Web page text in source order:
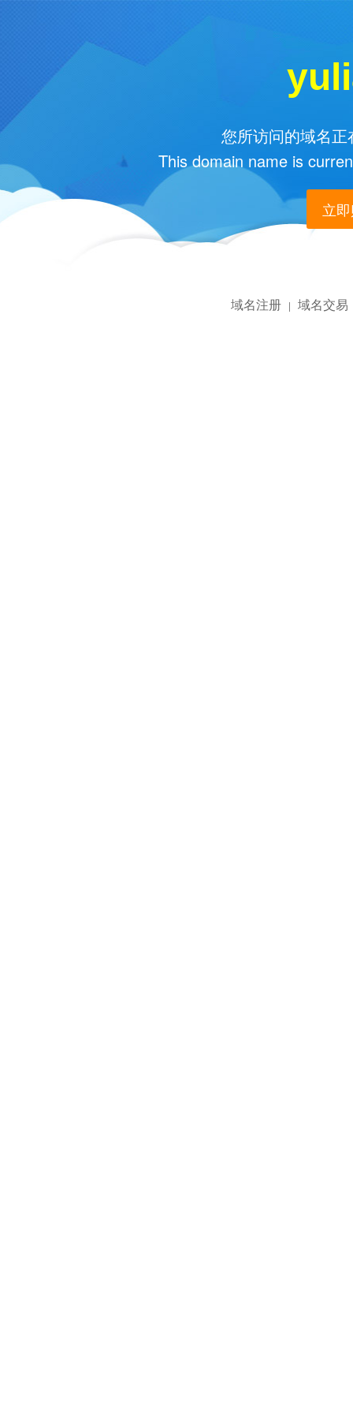
您所访问的域名
This domain name is
立
域名注册 | 域名交易